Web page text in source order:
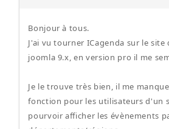
Bonjour à tous.
J'ai vu tourner ICagenda sur le site
joomla 9.x, en version pro il me
Je le trouve très bien, il me
fonction pour les utilisateurs d'un
pourvoir afficher les évènements